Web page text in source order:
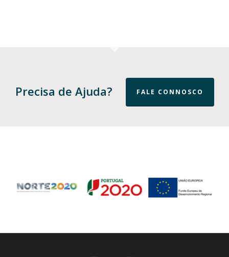
Precisa de Ajuda? FALE CONNOSCO